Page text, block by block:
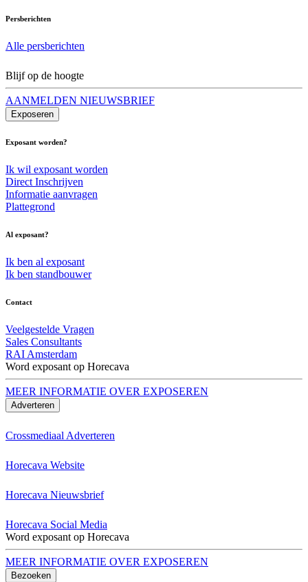
Persberichten
Alle persberichten
Blijf op de hoogte
AANMELDEN NIEUWSBRIEF
Exposeren
Exposant worden?
Ik wil exposant worden
Direct Inschrijven
Informatie aanvragen
Plattegrond
Al exposant?
Ik ben al exposant
Ik ben standbouwer
Contact
Veelgestelde Vragen
Sales Consultants
RAI Amsterdam
Word exposant op Horecava
MEER INFORMATIE OVER EXPOSEREN
Adverteren
Crossmediaal Adverteren
Horecava Website
Horecava Nieuwsbrief
Horecava Social Media
Word exposant op Horecava
MEER INFORMATIE OVER EXPOSEREN
Bezoeken